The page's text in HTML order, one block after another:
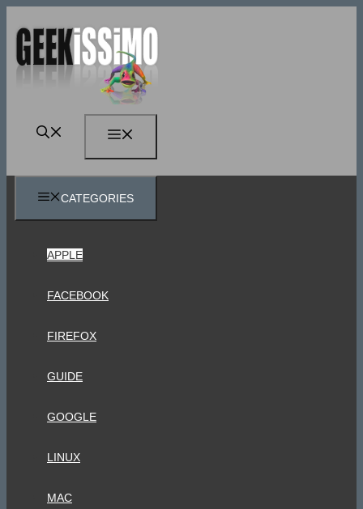
contenuto
CATEGORIES
APPLE
FACEBOOK
FIREFOX
GUIDE
GOOGLE
LINUX
MAC